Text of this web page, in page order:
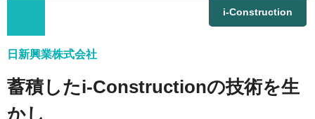
日新興業株式会社
BIM/CIM
i-Construction
蓄積したi-Constructionの技術を生
かし